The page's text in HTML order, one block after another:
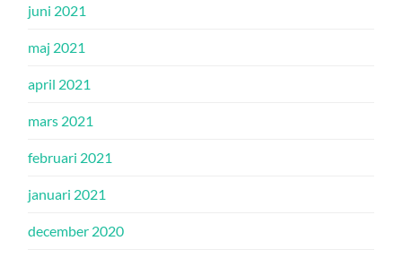
juni 2021
maj 2021
april 2021
mars 2021
februari 2021
januari 2021
december 2020